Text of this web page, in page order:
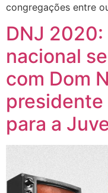
congregações entre
DNJ
nacional
com Dom
presidente
para a